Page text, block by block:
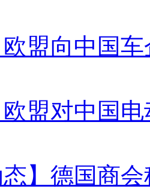
盟向中国
盟对中国
态】德国商